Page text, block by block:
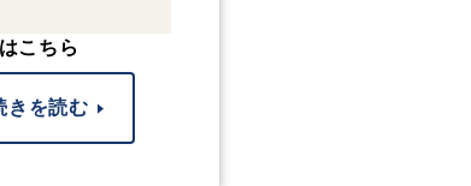
こちら
きを読む